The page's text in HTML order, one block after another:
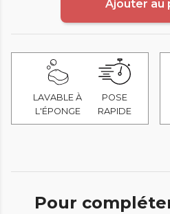
Ajouter au
LAVABLE À
L'ÉPONGE
POSE
RAPIDE
Pour